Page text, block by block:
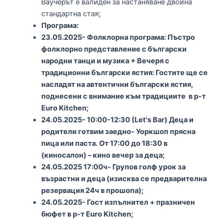
Ваучерът е валиден за настаняване двойна
стандартна стая;
Програма:
23.05.2025- Фолклорна програма: Пъстро
фолклорно представление с български
народни танци и музика + Вечеря с
традиционни български ястия: Гостите ще се
насладят на автентични български ястия,
поднесени с внимание към традициите в р-т
Euro Kitchen;
24.05.2025- 10:00-12:30 (Let's Bar) Деца и
родители готвим заедно- Уоркшоп прясна
пица или паста. От 17:00 до 18:30 в
(киносалон) – кино вечер за деца;
24.05.2025 17:00ч- Групов голф урок за
възрастни и деца (изисква се предварителна
резервация 24ч в прошопа);
24.05.2025- Гост изпълнител + празничен
бюфет в р-т Euro Kitchen;